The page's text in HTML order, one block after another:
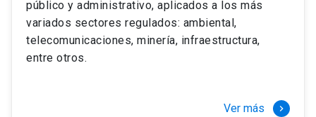
Si optas por la modalidad Full Time:
El LLM UC Full Time es una versión del programa
destinado principalmente a extranjeros, que permite
necesidades y expectativas profesionales, eligiendo
Juan Ignacio Piña Rochefort
Director Magíster en Derecho, LLM UC
público y administrativo, aplicados a los más
variados sectores regulados: ambiental,
telecomunicaciones, minería, infraestructura,
entre otros.
Ver más keyboard_arrow_right